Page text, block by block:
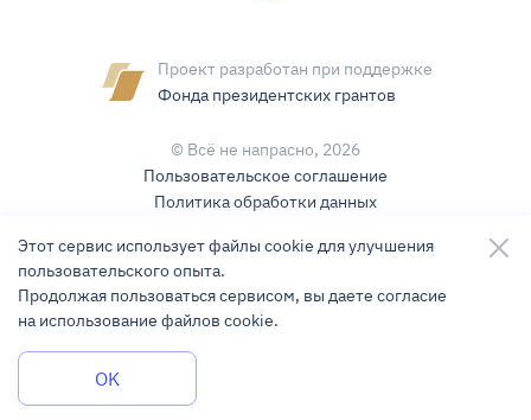
Проект разработан при поддержке
Фонда президентских грантов
© Всё не напрасно, 2026
Пользовательское соглашение
Политика обработки данных
Карта сайта
Разработка и поддержка
Этот сервис использует файлы cookie для улучшения
пользовательского опыта.
Продолжая пользоваться сервисом, вы даете согласие
на использование файлов cookie.
OK